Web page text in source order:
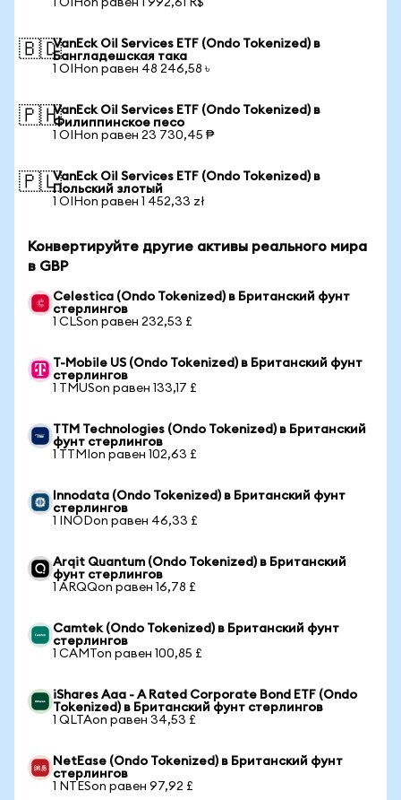
1 OIHon равен 1 992,61 R$
🇧🇩VanEck Oil Services ETF (Ondo Tokenized) в
Бангладешская така
1 OIHon равен 48 246,58 ৳
🇵🇭VanEck Oil Services ETF (Ondo Tokenized) в
Филиппинское песо
1 OIHon равен 23 730,45 ₱
🇵🇱VanEck Oil Services ETF (Ondo Tokenized) в
Польский злотый
1 OIHon равен 1 452,33 zł
Конвертируйте другие активы реального мира
в GBP
Celestica (Ondo Tokenized) в Британский фунт
стерлингов
1 CLSon равен 232,53 £
T-Mobile US (Ondo Tokenized) в Британский фунт
стерлингов
1 TMUSon равен 133,17 £
TTM Technologies (Ondo Tokenized) в Британский
фунт стерлингов
1 TTMIon равен 102,63 £
Innodata (Ondo Tokenized) в Британский фунт
стерлингов
1 INODon равен 46,33 £
Arqit Quantum (Ondo Tokenized) в Британский
фунт стерлингов
1 ARQQon равен 16,78 £
Camtek (Ondo Tokenized) в Британский фунт
стерлингов
1 CAMTon равен 100,85 £
iShares Aaa - A Rated Corporate Bond ETF (Ondo
Tokenized) в Британский фунт стерлингов
1 QLTAon равен 34,53 £
NetEase (Ondo Tokenized) в Британский фунт
стерлингов
1 NTESon равен 97,92 £